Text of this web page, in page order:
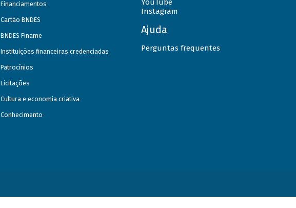
Financiamentos
Cartão BNDES
BNDES Finame
Instituições financeiras credenciadas
Patrocínios
Licitações
Cultura e economia criativa
Conhecimento
Instagram
Ajuda
Perguntas frequentes